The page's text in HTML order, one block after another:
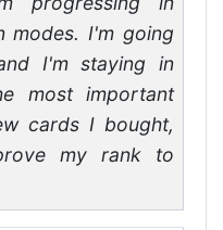
modes. I'm going
I'm staying in
most important
cards I bought,
my rank to